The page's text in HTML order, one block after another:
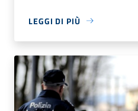
LEGGI DI PIÙ